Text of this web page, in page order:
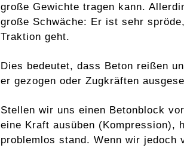
große Gewichte tragen kann.
große Schwäche: Er ist sehr
Traktion geht.
Dies bedeutet, dass Beton reißen
er gezogen oder Zugkräften
Stellen wir uns einen Betonblock
eine Kraft ausüben (Kompression),
problemlos stand. Wenn wir jedoch